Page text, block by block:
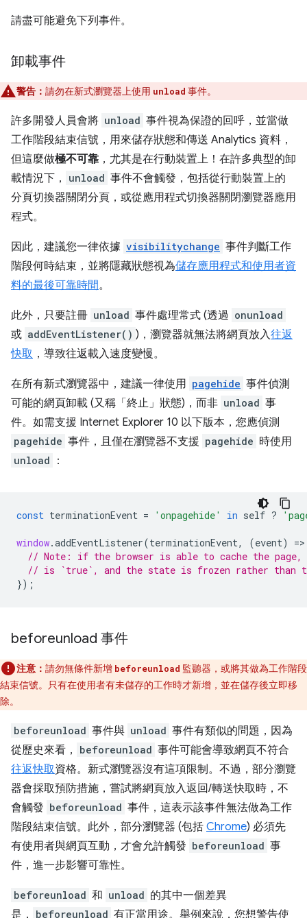
請盡可能避免下列事件。
卸載事件
警告： 請勿在新式瀏覽器上使用 unload 事件。
許多開發人員會將 unload 事件視為保證的回呼，並當做
工作階段結束信號，用來儲存狀態和傳送 Analytics 資料，
但這麼做極不可靠 ，尤其是在行動裝置上！在許多典型的卸
載情況下，
unload 事件不會觸發，包括從行動裝置上的
分頁切換器關閉分頁，或從應用程式切換器關閉瀏覽器應用
程式。
因此，建議您一律依據 visibilitychange 事件判斷工作
階段何時結束，並將隱藏狀態視為儲存應用程式和使用者資
料的最後可靠時間。
此外，只要註冊 unload 事件處理常式 (透過 onunload
或 addEventListener() )，瀏覽器就無法將網頁放入往返
快取 ，導致往返載入速度變慢。
在所有新式瀏覽器中，建議一律使用 pagehide 事件偵測
可能的網頁卸載 (又稱「終止」 狀態)，而非 unload 事
件。如需支援 Internet Explorer 10 以下版本，您應偵測
pagehide 事件，且僅在瀏覽器不支援 pagehide 時使用
unload ：
const terminationEvent = 'onpagehide' in self ?
window.addEventListener(terminationEvent, (event) =>
// Note: if the browser is able to cache the page,
// is `true`, and the state is frozen rather than
});
beforeunload 事件
注意： 請勿無條件新增 beforeunload 監聽器，或將其做為工作階段
結束信號。只有在使用者有未儲存的工作時才新增，並在儲存後立即移
除。
beforeunload 事件與 unload 事件有類似的問題，因為
從歷史來看，
beforeunload 事件可能會導致網頁不符合
往返快取資格。新式瀏覽器沒有這項限制。不過，部分瀏覽
器會採取預防措施，嘗試將網頁放入返回/轉送快取時，不
會觸發 beforeunload 事件，這表示該事件無法做為工作
階段結束信號。此外，部分瀏覽器 (包括 Chrome) 必須先
有使用者與網頁互動，才會允許觸發 beforeunload 事
件，進一步影響可靠性。
beforeunload 和 unload 的其中一個差異
是，
beforeunload 有正當用途。舉例來說，您想警告使